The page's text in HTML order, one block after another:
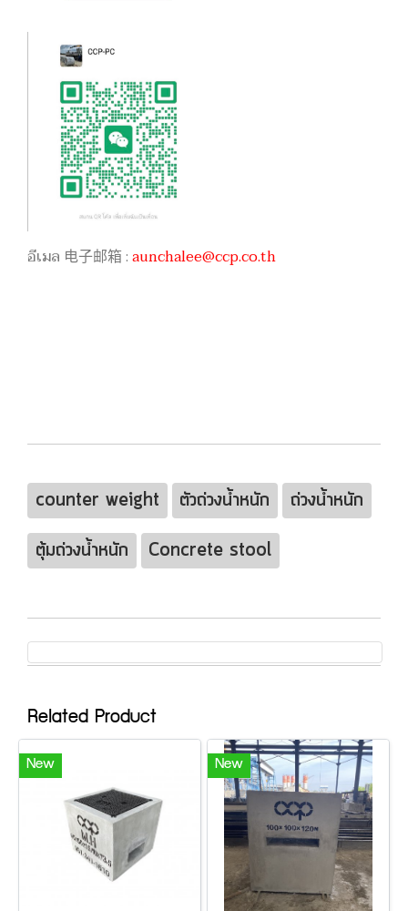
อีเมล 电子邮箱 :aunchalee@ccp.co.th
counter weight ตัวถ่วงน้ำหนัก
ถ่วงน้ำหนัก
ตุ้มถ่วงน้ำหนัก
Concrete stool
Related Product
New New